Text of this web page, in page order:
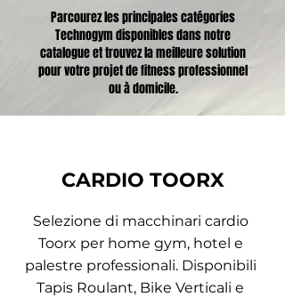
Parcourez les principales catégories
Technogym disponibles dans notre
catalogue et trouvez la meilleure solution
pour votre projet de fitness professionnel
ou à domicile.
CARDIO TOORX
Selezione di macchinari cardio
Toorx per home gym, hotel e
palestre professionali. Disponibili
Tapis Roulant, Bike Verticali e